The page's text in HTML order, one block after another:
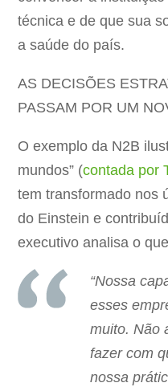
técnica e de que sua
a saúde do país.
AS DECISÕES
PASSAM POR UM
O exemplo da N2B
mundos” (contada por
tem transformado nos
do Einstein e
executivo analisa o
“Nossa
esses
muito. Não
fazer com
nossa